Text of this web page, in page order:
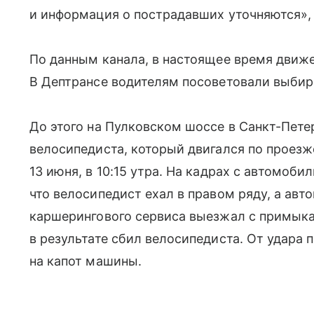
и информация о пострадавших
По данным канала, в настоящее время
В Дептрансе водителям посоветовали
До этого на Пулковском шоссе в Санкт-
велосипедиста, который двигался по
13 июня, в 10:15 утра. На кадрах с
что велосипедист ехал в правом ряду, а
каршерингового сервиса выезжал с
в результате сбил велосипедиста. От удара
на капот машины.